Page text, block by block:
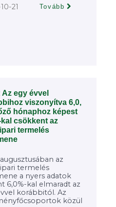
21 Tovább
Az egy évvel
viszonyítva 6,0,
hónaphoz képest
kal csökkent az
termelés
az
termelés
a nyers adatok
6,0%-kal elmaradt az
korábbitól. Az
közül